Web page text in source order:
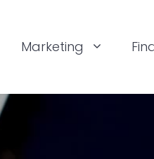
Marketing